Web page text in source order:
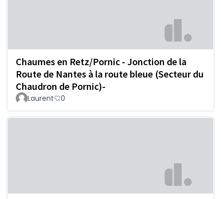
Chaumes en Retz/Pornic - Jonction de la
Route de Nantes à la route bleue (Secteur du
Chaudron de Pornic)-
Laurent 0